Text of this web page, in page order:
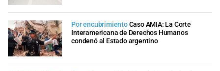
Por encubrimientoCaso AMIA: La Corte
Interamericana de Derechos Humanos
condenó al Estado argentino